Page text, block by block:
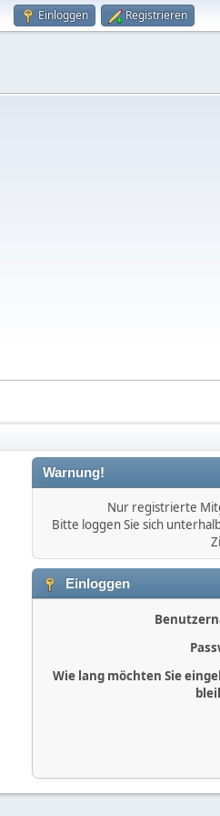
Einloggen Registrieren
Warnung!
Nur registrierte
Bitte loggen Sie sich
Einloggen
Wie lang möchten Sie